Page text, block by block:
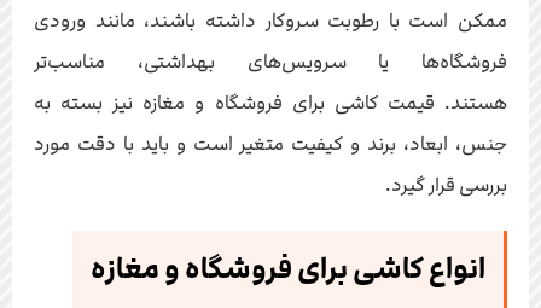
ممکن است با رطوبت سروکار داشته باشند، مانند ورودی
فروشگاه‌ها یا سرویس‌های بهداشتی، مناسب‌تر
هستند. قیمت کاشی برای فروشگاه و مغازه نیز بسته به
جنس، ابعاد، برند و کیفیت متغیر است و باید با دقت مورد
بررسی قرار گیرد.
انواع کاشی برای فروشگاه و مغازه